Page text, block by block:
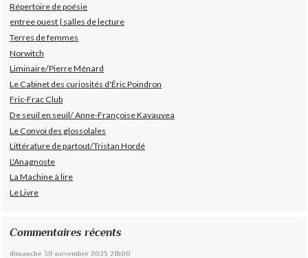
Répertoire de poésie
entree ouest | salles de lecture
Terres de femmes
Norwitch
Liminaire/Pierre Ménard
Le Cabinet des curiosités d'Éric Poindron
Fric-Frac Club
De seuil en seuil/ Anne-Françoise Kavauvea
Le Convoi des glossolales
Littérature de partout/Tristan Hordé
L'Anagnoste
La Machine à lire
Le Livre
Commentaires récents
dimanche 30 novembre 2025 21h00